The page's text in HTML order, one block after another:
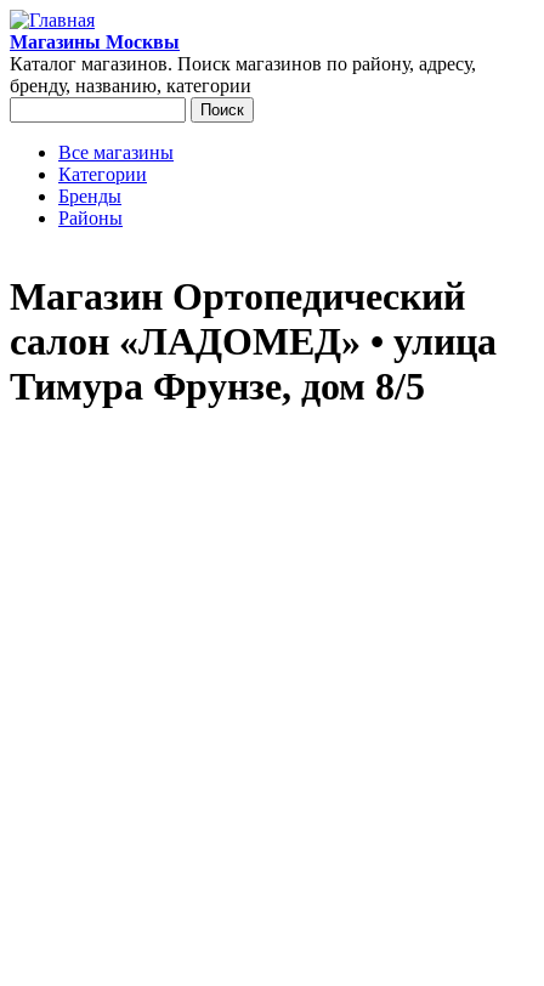
Перейти к основному содержанию
Магазины Москвы
Каталог магазинов. Поиск магазинов по району, адресу,
бренду, названию, категории
Главное меню
Все магазины
Категории
Бренды
Районы
Магазин Ортопедический
салон «ЛАДОМЕД» • улица
Тимура Фрунзе, дом 8/5